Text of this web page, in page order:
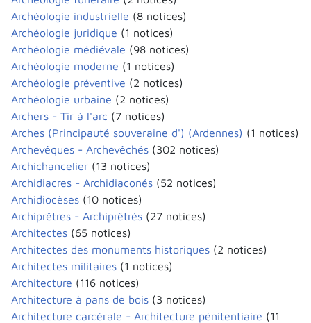
Archéologie industrielle (8 notices)
Archéologie juridique (1 notices)
Archéologie médiévale (98 notices)
Archéologie moderne (1 notices)
Archéologie préventive (2 notices)
Archéologie urbaine (2 notices)
Archers - Tir à l'arc (7 notices)
Arches (Principauté souveraine d') (Ardennes) (1 notices)
Archevêques - Archevêchés (302 notices)
Archichancelier (13 notices)
Archidiacres - Archidiaconés (52 notices)
Archidiocèses (10 notices)
Archiprêtres - Archiprêtrés (27 notices)
Architectes (65 notices)
Architectes des monuments historiques (2 notices)
Architectes militaires (1 notices)
Architecture (116 notices)
Architecture à pans de bois (3 notices)
Architecture carcérale - Architecture pénitentiaire (11